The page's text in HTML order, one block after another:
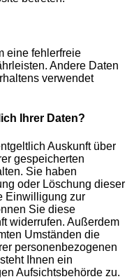
eine fehlerfreie
Andere Daten
verwendet
Ihrer Daten?
Auskunft über
gespeicherten
Sie haben
oder Löschung dieser
Einwilligung zur
Sie diese
widerrufen. Außerdem
Umständen die
personenbezogenen
Ihnen ein
Aufsichtsbehörde zu.